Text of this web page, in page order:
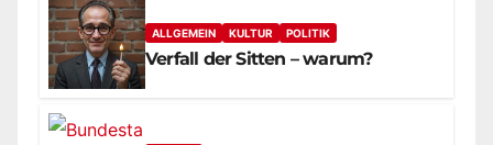
ALLGEMEIN KULTUR POLITIK
Verfall der Sitten – warum?